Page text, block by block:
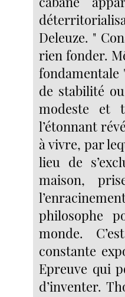
Deleuze. "
rien fonder.
fondamentale
de stabilité
modeste et
l’étonnant
à vivre, par
lieu de
maison,
philosophe
monde.
constante
Epreuve qui
d’inventer.